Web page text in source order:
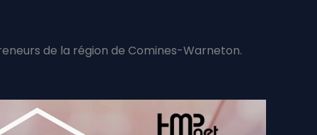
de la région de Comines-Warneton.